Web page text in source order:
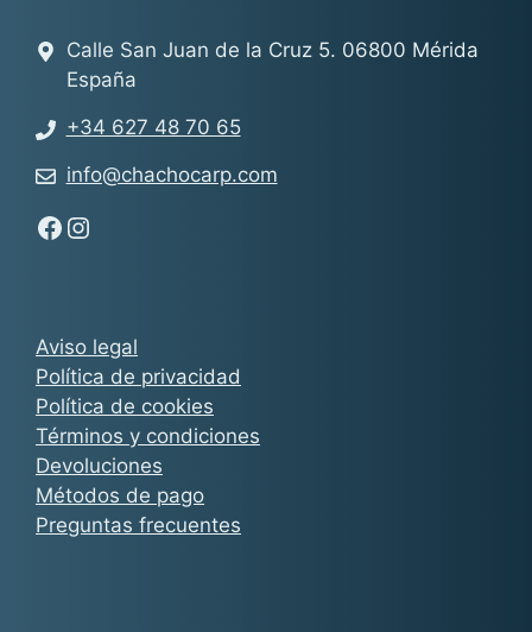
Aviso legal
Política de privacidad
Política de cookies
Términos y condiciones
Devoluciones
Métodos de pago
Preguntas frecuentes
Calle San Juan de la Cruz 5. 06800 Mérida
España
+34 627 48 70 65
info@chachocarp.com
Síguenos en Facebook - Chachocarp
Síguenos en Instagram - Chachocarp